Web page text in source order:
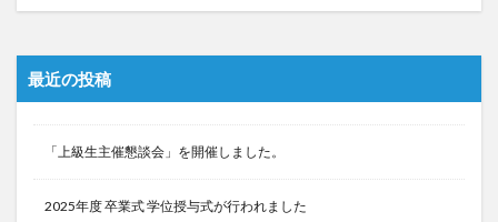
最近の投稿
「上級生主催懇談会」を開催しました。
2025年度 卒業式 学位授与式が行われました